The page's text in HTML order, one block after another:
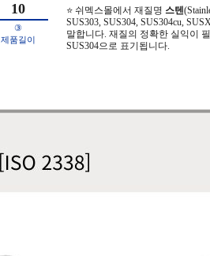
10
③
제품길이
⭐ 쉬멕스몰에서 재질명 스텐
SUS303, SUS304, SUS304cu,
말합니다. 재질의 정확한 실익이
SUS304으로 표기됩니다.